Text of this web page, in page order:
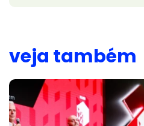
veja também